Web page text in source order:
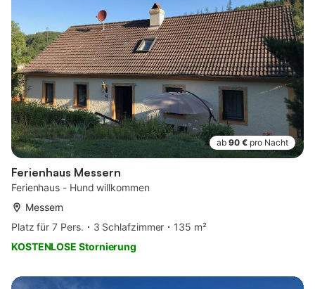
ab 90 € pro Nacht
Ferienhaus Messern
Ferienhaus - Hund willkommen
Messern
Platz für 7 Pers.
3 Schlafzimmer
135 m²
KOSTENLOSE Stornierung